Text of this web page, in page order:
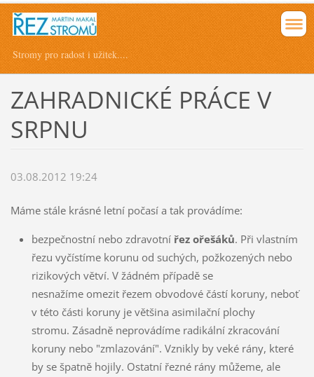
Stromy pro radost i užitek....
ZAHRADNICKÉ PRÁCE V
SRPNU
03.08.2012 19:24
Máme stále krásné letní počasí a tak provádíme:
bezpečnostní nebo zdravotnířez ořešáků. Při vlastním
řezu vyčístíme korunu od suchých, požkozených nebo
rizikových větví. V žádném případě se
nesnažíme omezit řezem obvodové částí koruny, neboť
v této části koruny je většina asimilační plochy
stromu. Zásadně neprovádíme radikální zkracování
koruny nebo "zmlazování". Vznikly by veké rány, které
by se špatně hojily. Ostatní řezné rány můžeme, ale